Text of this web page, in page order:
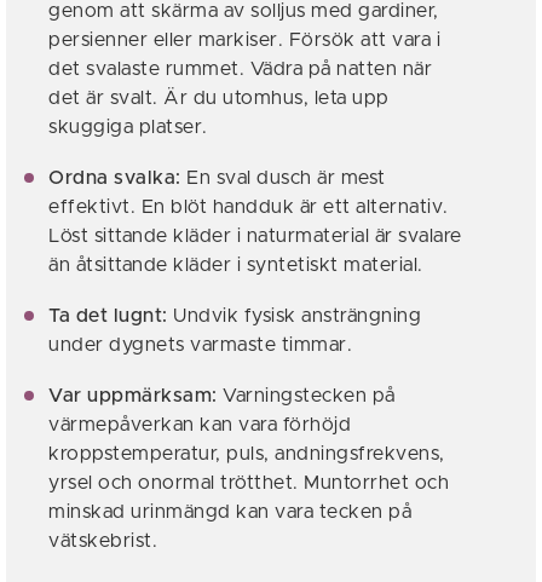
genom att skärma av solljus med gardiner,
persienner eller markiser. Försök att vara i
det svalaste rummet. Vädra på natten när
det är svalt. Är du utomhus, leta upp
skuggiga platser.
Ordna svalka: En sval dusch är mest
effektivt. En blöt handduk är ett alternativ.
Löst sittande kläder i naturmaterial är svalare
än åtsittande kläder i syntetiskt material.
Ta det lugnt: Undvik fysisk ansträngning
under dygnets varmaste timmar.
Var uppmärksam: Varningstecken på
värmepåverkan kan vara förhöjd
kroppstemperatur, puls, andningsfrekvens,
yrsel och onormal trötthet. Muntorrhet och
minskad urinmängd kan vara tecken på
vätskebrist.